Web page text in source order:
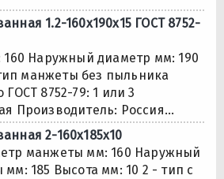
1.2-160х190х15 ГОСТ 8752-
Наружный диаметр мм: 190
манжеты без пыльника
8752-79: 1 или 3
Производитель: Россия...
2-160х185х10
манжеты мм: 160 Наружный
185 Высота мм: 10 2 - тип с